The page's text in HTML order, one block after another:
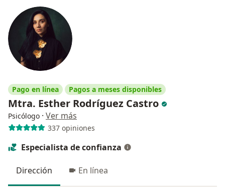
Pago en línea Pagos a meses disponibles
Mtra. Esther Rodríguez Castro
Psicólogo · Ver más
337 opiniones
Especialista de confianza
Dirección En línea